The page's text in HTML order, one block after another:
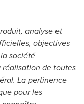
analyse et
objectives
société
de toutes
La pertinence
pour les